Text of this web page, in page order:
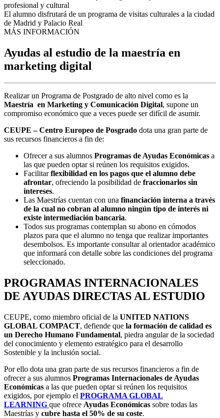
profesional y cultural
El alumno disfrutará de un programa de visitas culturales a la ciudad
de Madrid y Palacio Real
MÁS INFORMACIÓN
Ayudas al estudio de la maestría en
marketing digital
Realizar un Programa de Postgrado de alto nivel como es la
Maestría en Marketing y Comunicación Digital, supone un
compromiso económico que a veces puede ser difícil de asumir.
CEUPE – Centro Europeo de Posgrado dota una gran parte de
sus recursos financieros a fin de:
Ofrecer a sus alumnos Programas de Ayudas Económicas a
las que pueden optar si reúnen los requisitos exigidos.
Facilitarflexibilidad en los pagos que el alumno debe
afrontar, ofreciendo la posibilidad de fraccionarlos sin
intereses.
Las Maestrías cuentan con una financiación interna a través
de la cual no cobran al alumno ningún tipo de interés ni
existe intermediación bancaria.
Todos sus programas contemplan su abono en cómodos
plazos para que el alumno no tenga que realizar importantes
desembolsos. Es importante consultar al orientador académico
que informará con detalle sobre las condiciones del programa
seleccionado.
PROGRAMAS INTERNACIONALES
DE AYUDAS DIRECTAS AL ESTUDIO
CEUPE, como miembro oficial de la UNITED NATIONS
GLOBAL COMPACT, defiende que la formación de calidad es
un Derecho Humano Fundamental, piedra angular de la sociedad
del conocimiento y elemento estratégico para el desarrollo
Sostenible y la inclusión social.
Por ello dota una gran parte de sus recursos financieros a fin de
ofrecer a sus alumnos Programas Internacionales de Ayudas
Económicas a las que pueden optar si reúnen los requisitos
exigidos, por ejemplo el PROGRAMA GLOBAL
LEARNING que ofrece Ayudas Económicas sobre todas las
Maestrías y cubre hasta el 50% de su coste.